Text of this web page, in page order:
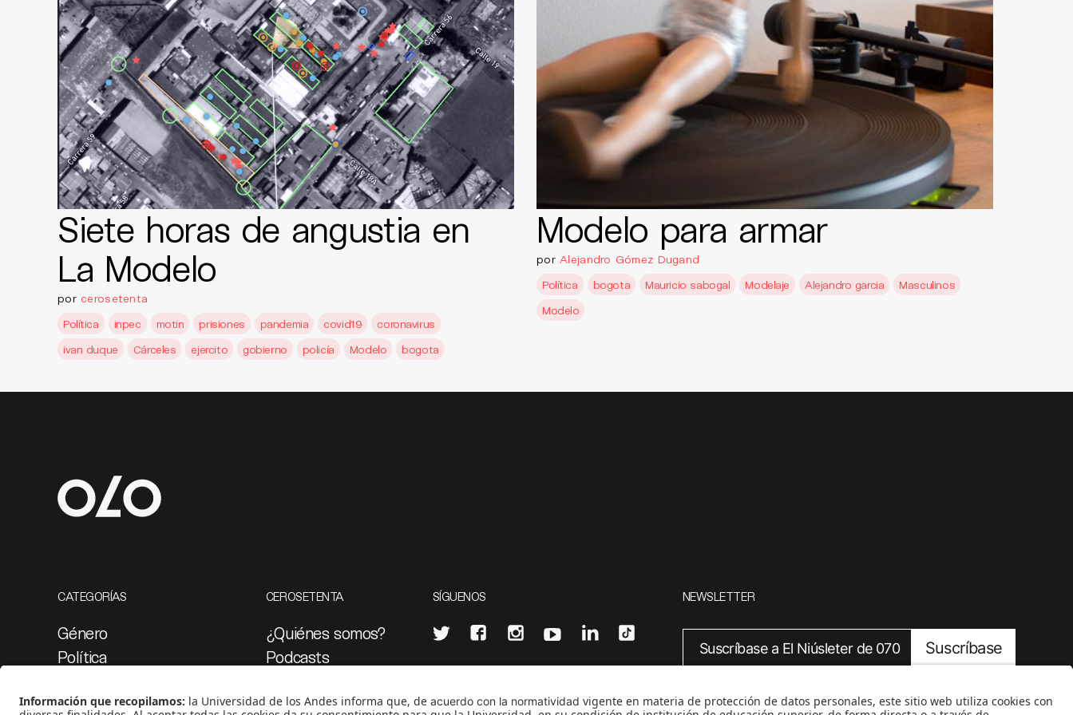
Siete horas de angustia en
La Modelo
por cerosetenta
Política
inpec motin prisiones pandemia covid19
coronavirus
ivan duque
Cárceles ejercito gobierno policía Modelo bogota
Modelo para armar
porAlejandro Gómez Dugand
Política
bogota Mauricio sabogal Modelaje Alejandro garcia
Masculinos
Modelo
CATEGORÍAS
Género
Política
Medio ambiente
CEROSETENTA
¿Quiénes somos?
Podcasts
Proyectos 070
SÍGUENOS NEWSLETTER
Suscríbase